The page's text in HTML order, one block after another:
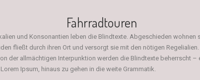
Fahrradtouren
und Konsonantien leben die Blindtexte. Abgeschieden
fließt durch ihren Ort und versorgt sie mit den nötigen
der allmächtigen Interpunktion werden die Blindtexte beherrscht
Ipsum, hinaus zu gehen in die weite Grammatik.